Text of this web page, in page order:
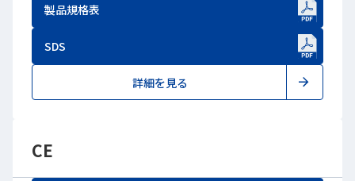
製品規格表
新しいWindowで開きます
SDS
新しいWindowで開きます
詳細を見る
CE